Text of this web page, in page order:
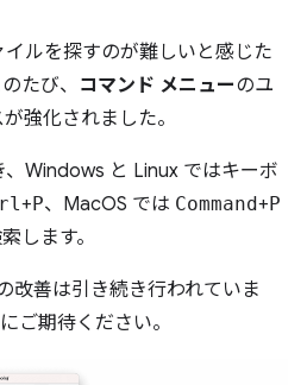
イルを探すのが難しいと感じた
たび、 コマンド メニューのユ
強化されました。
、Windows と Linux ではキーボ
+P、MacOS では Command+P
します。
改善は引き続き行われていま
ご期待ください。